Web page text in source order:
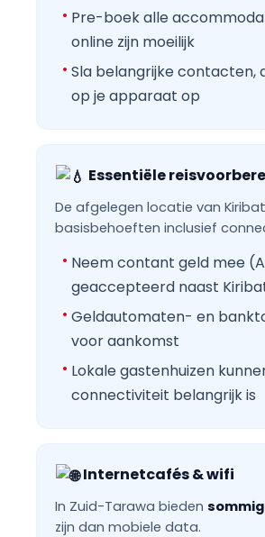
Pre-boek alle
online zijn moeilijk
Sla belangrijke
op je apparaat op
Essentiële
De afgelegen locatie van
basisbehoeften inclusief
Neem contant geld mee
geaccepteerd naast
Geldautomaten- en
voor aankomst
Lokale gastenhuizen
connectiviteit belangrijk is
Internetcafés & wifi
In Zuid-Tarawa bieden
zijn dan mobiele data.